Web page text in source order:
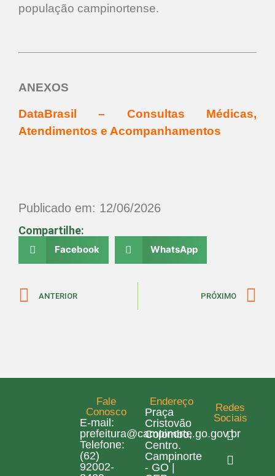
população campinortense.
ANEXOS
DataBrasil – Consultas Médicas,
Atendimentos e Acompanhamentos
Publicado em: 12/06/2026
Compartilhe:
Facebook WhatsApp
ANTERIOR PRÓXIMO
Fale
Conosco
E-mail:
prefeitura@campinorte.go.gov.br
Telefone:
(62)
92002-
Endereço
Praça
Cristovão
Colombo,
Centro.
Campinorte
- GO |
Redes
Sociais